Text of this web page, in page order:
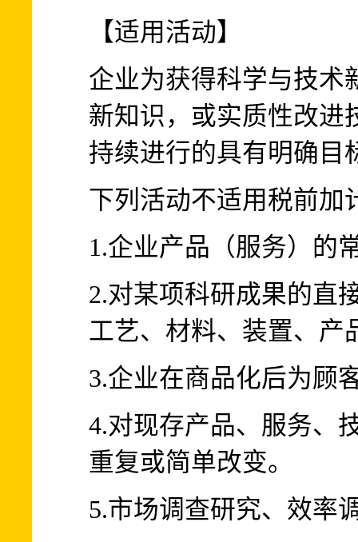
【适用活动】
企业为获得科学与技术
新知识，或实质性改进
持续进行的具有明确目
下列活动不适用税前加
1.企业产品（服务）的
2.对某项科研成果的直
工艺、材料、装置、产
3.企业在商品化后为顾
4.对现存产品、服务、
重复或简单改变。
5.市场调查研究、效率